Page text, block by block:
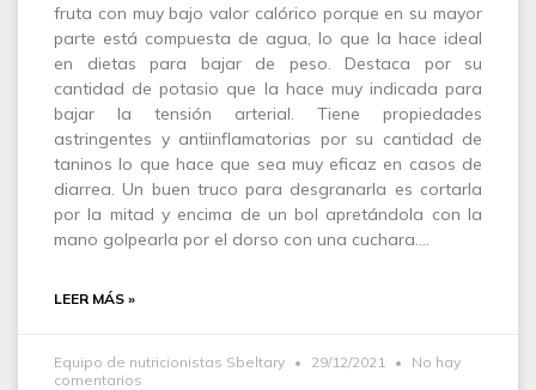
fruta con muy bajo valor calórico porque en su mayor
parte está compuesta de agua, lo que la hace ideal
en dietas para bajar de peso. Destaca por su
cantidad de potasio que la hace muy indicada para
bajar la tensión arterial. Tiene propiedades
astringentes y antiinflamatorias por su cantidad de
taninos lo que hace que sea muy eficaz en casos de
diarrea. Un buen truco para desgranarla es cortarla
por la mitad y encima de un bol apretándola con la
mano golpearla por el dorso con una cuchara.…
LEER MÁS »
Equipo de nutricionistas Sbeltary 29/12/2021
No hay
comentarios